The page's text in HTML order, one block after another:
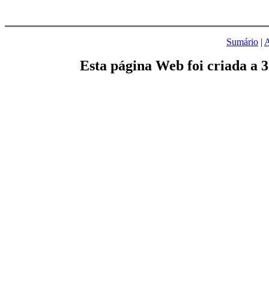
Sumário |
Esta página Web foi criada a